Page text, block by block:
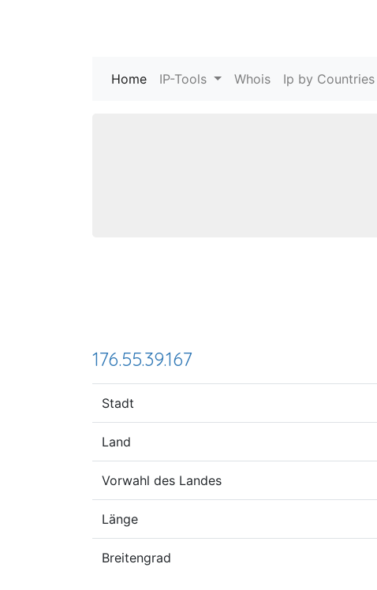
Home (current)
IP-Tools Whois Ip by Countries
176.55.39.167
Stadt
Land
Vorwahl des Landes
Länge
Breitengrad